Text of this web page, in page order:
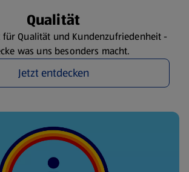
Qualität
für Qualität und Kundenzufriedenheit -
was uns besonders macht.
Jetzt entdecken